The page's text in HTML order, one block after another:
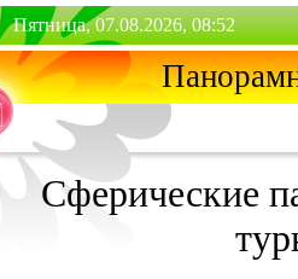
Пятница, 07.08.2026, 08:52
Сферические